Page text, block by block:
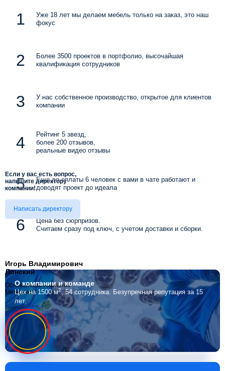
Уже 18 лет мы делаем мебель только на заказ, это наш
фокус
Более 3500 проектов в портфолио, высочайшая
квалификация сотрудников
У нас собственное производство, открытое для клиентов
компании
Рейтинг 5 звезд,
более 200 отзывов,
реальные видео отзывы
Еще до оплаты 6 человек с вами в чате работают и
доводят проект до идеала
Цена без сюрпризов.
Считаем сразу под ключ, с учетом доставки и сборки.
Если у вас есть вопрос,
напишите директору
компании!
Написать директору
Игорь Владимирович
Лонский
Основатель компании
Мебелино
О компаниии команде
Цех на 1500 м2, 54 сотрудника. Безупречная репутация за 15
лет.